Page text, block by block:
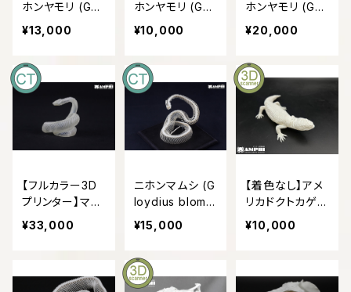
ホンヤモリ (Ge
kko japonicu
s) 3倍拡大全身
¥13,000
ホンヤモリ (Ge
kko japonicu
s) 3倍拡大全身
¥10,000
ホンヤモリ (Ge
kko japonicu
s) 3倍拡大全身
模型のセット
¥20,000
【フルカラー3D
プリンター】マム
シ 縮小 全身
骨格レプリカ
¥33,000
ニホンマムシ (G
loydius blomh
offii) 等倍全
身骨格レプリカ
rged whole b
ody skeleton
¥15,000
【着色なし】アメ
リカドクトカゲ
原寸大レプリカ
¥10,000